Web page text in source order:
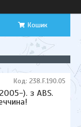
Кошик
). з ABS.
Код: 238.F.190.05